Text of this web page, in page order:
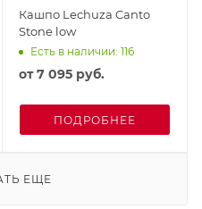
Кашпо Lechuza Canto
Stone low
Есть в наличии: 116
от7 095 руб.
ПОДРОБНЕЕ
ЕЩЕ